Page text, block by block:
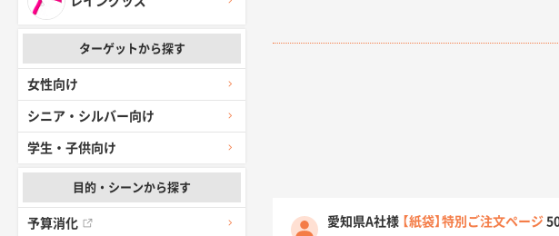
ターゲットから探す
女性向け
シニア・シルバー向け
学生・子供向け
目的・シーンから探す
予算消化 愛知県A社様 【紙袋】特別ご注文ページ